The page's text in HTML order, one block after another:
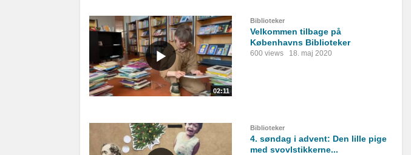
02:11
Biblioteker
Velkommen tilbage på
Københavns Biblioteker
600 views 18. maj 2020
Biblioteker
4. søndag i advent: Den lille pige
med svovlstikkerne...